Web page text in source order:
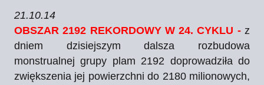
21.10.14
OBSZAR 2192 REKORDOWY W 24. CYKLU -z
dniem dzisiejszym dalsza rozbudowa
monstrualnej grupy plam 2192 doprowadziła do
zwiększenia jej powierzchni do 2180 milionowych,